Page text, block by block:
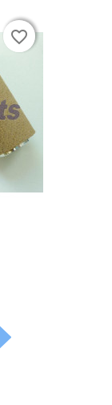
favorite_border
favorite_border